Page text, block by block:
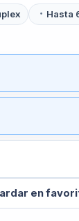
Hasta
en